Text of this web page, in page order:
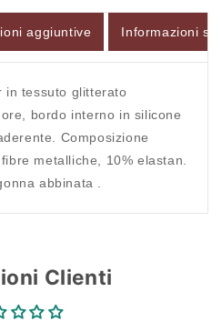
aggiuntive Informazioni
in tessuto glitterato
bordo interno in silicone
Composizione
metalliche, 10% elastan.
abbinata .
Clienti
gli articoli
Login